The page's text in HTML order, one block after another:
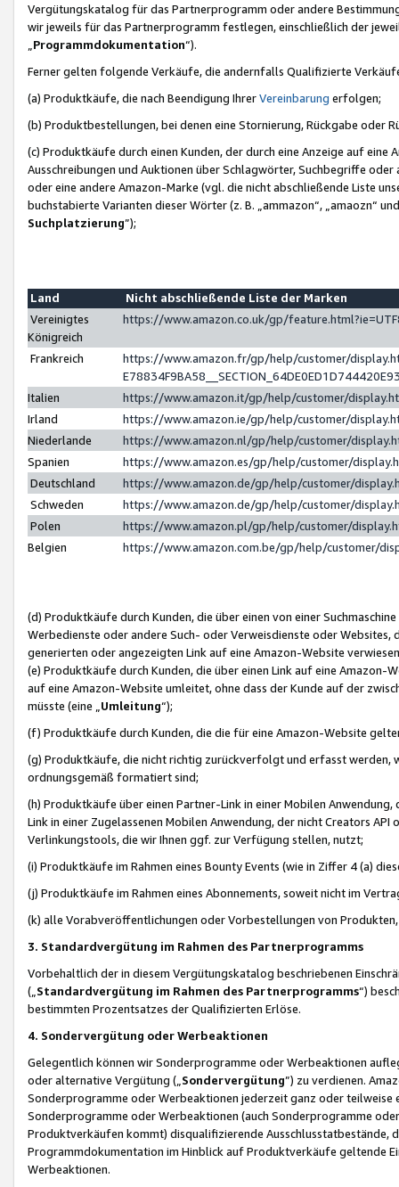
Vergütungskatalog für das Partnerprogramm oder andere
wir jeweils für das Partnerprogramm festlegen, einschließlich der
Programmdokumentation“).
Ferner gelten folgende Verkäufe, die andernfalls Qualifizierte
(a) Produktkäufe, die nach Beendigung IhrerVereinbarung erfolgen;
(b) Produktbestellungen, bei denen eine Stornierung, Rückgabe oder
(c) Produktkäufe durch einen Kunden, der durch eine Anzeige auf
Ausschreibungen und Auktionen über Schlagwörter, Suchbegriffe
oder eine andere Amazon-Marke (vgl. die nicht abschließende Liste
buchstabierte Varianten dieser Wörter (z. B. „ammazon“, „amaozn“
Suchplatzierung”);
Land
Nicht abschließende Liste der Marken
Vereinigtes
Königreich
https://www.amazon.co.uk/gp/
Frankreich
https://www.amazon.fr/gp/help/customer/
Italien
https://www.amazon.it/gp/help/customer/
Irland
https://www.amazon.ie/gp/help/customer/
Niederlande
https://www.amazon.nl/gp/help/customer/
Spanien
https://www.amazon.es/gp/help/customer/
Deutschland
https://www.amazon.de/gp/help/customer/
Schweden
https://www.amazon.de/gp/help/customer/
Polen
https://www.amazon.pl/gp/help/customer/
Belgien
https://www.amazon.com.be/gp/help/customer/
(d) Produktkäufe durch Kunden, die über einen von einer
Werbedienste oder andere Such- oder Verweisdienste oder Websites,
generierten oder angezeigten Link auf eine Amazon-Website
(e) Produktkäufe durch Kunden, die über einen Link auf eine
auf eine Amazon-Website umleitet, ohne dass der Kunde auf der
müsste (eine „ Umleitung“);
(f) Produktkäufe durch Kunden, die die für eine Amazon-Website
(g) Produktkäufe, die nicht richtig zurückverfolgt und erfasst werden,
ordnungsgemäß formatiert sind;
(h) Produktkäufe über einen Partner-Link in einer Mobilen
Link in einer Zugelassenen Mobilen Anwendung, der nicht Creators
Verlinkungstools, die wir Ihnen ggf. zur Verfügung stellen, nutzt;
(i) Produktkäufe im Rahmen eines Bounty Events (wie in Ziffer 4 (a)
(j) Produktkäufe im Rahmen eines Abonnements, soweit nicht im
(k) alle Vorabveröffentlichungen oder Vorbestellungen von
3. Standardvergütung im Rahmen des Partnerprogramms
Vorbehaltlich der in diesem Vergütungskatalog beschriebenen
(„ Standardvergütung im Rahmen des Partnerprogramms“)
bestimmten Prozentsatzes der Qualifizierten Erlöse.
4. Sondervergütung oder Werbeaktionen
Gelegentlich können wir Sonderprogramme oder Werbeaktionen
oder alternative Vergütung („ Sondervergütung”) zu verdienen.
Sonderprogramme oder Werbeaktionen jederzeit ganz oder
Sonderprogramme oder Werbeaktionen (auch Sonderprogramme
Produktverkäufen kommt) disqualifizierende Ausschlusstatbestände,
Programmdokumentation im Hinblick auf Produktverkäufe geltende
Werbeaktionen.